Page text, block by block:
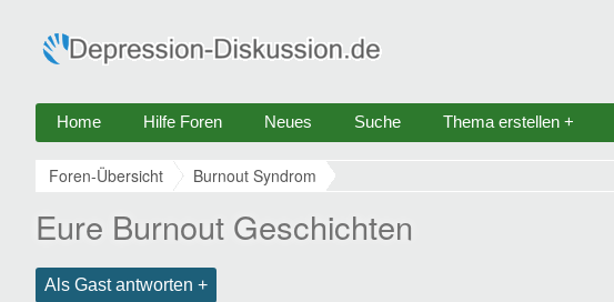
Home Hilfe Foren Neues Suche Thema erstellen +
Foren-Übersicht Burnout Syndrom
Eure Burnout Geschichten
Als Gast antworten +